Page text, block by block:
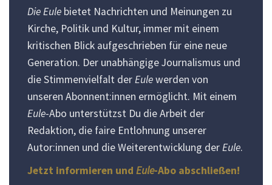
Die Eule bietet Nachrichten und Meinungen zu
Kirche, Politik und Kultur, immer mit einem
kritischen Blick aufgeschrieben für eine neue
Generation. Der unabhängige Journalismus und
die Stimmenvielfalt derEulewerden von
unseren Abonnent:innen ermöglicht. Mit einem
Eule-Abo unterstützst Du die Arbeit der
Redaktion, die faire Entlohnung unserer
Autor:innen und die Weiterentwicklung derEule.
Jetzt informieren und Eule-Abo abschließen!